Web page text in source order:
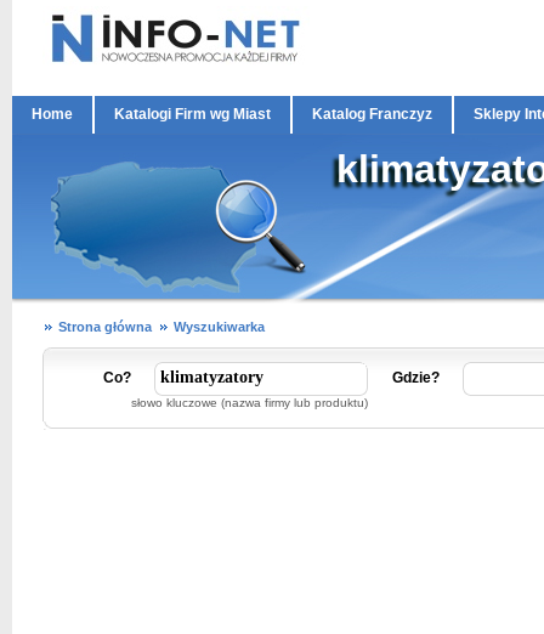
Home Katalogi Firm wg Miast Katalog Franczyz Sklepy
Strona główna Wyszukiwarka
Co?
słowo kluczowe (nazwa firmy lub produktu)
Gdzie?